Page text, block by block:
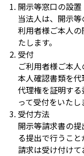
開示等窓口の設置
当法人は、開示
利用者様ご本人
たします。
受付
ご利用者様ご本
本人確認書類を
代理権を証明す
って受付をいたし
受付方法
開示等請求書の
る提出で行うこ
請求は受け付けて